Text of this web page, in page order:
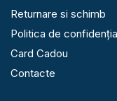
Returnare si schimb
Politica de
Card Cadou
Contacte